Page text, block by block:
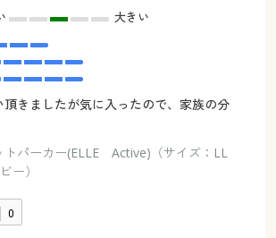
大きい
きましたが気に入ったので、家族の分
トパーカー(ELLE Active)（サイズ：LL
ー）
0